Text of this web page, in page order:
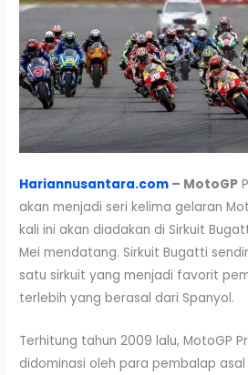
Hariannusantara.com – MotoGP
akan menjadi seri kelima gelaran
kali ini akan diadakan di Sirkuit
Mei mendatang. Sirkuit Bugatti
satu sirkuit yang menjadi favorit
terlebih yang berasal dari Spanyol.
Terhitung tahun 2009 lalu, MotoGP
didominasi oleh para pembalap